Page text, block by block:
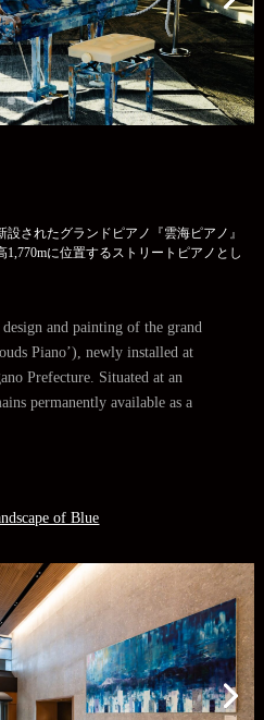
されたグランドピアノ『雲海ピアノ』
に位置するストリートピアノとし
and painting of the grand
Piano’), newly installed at
Prefecture. Situated at an
permanently available as a
of Blue